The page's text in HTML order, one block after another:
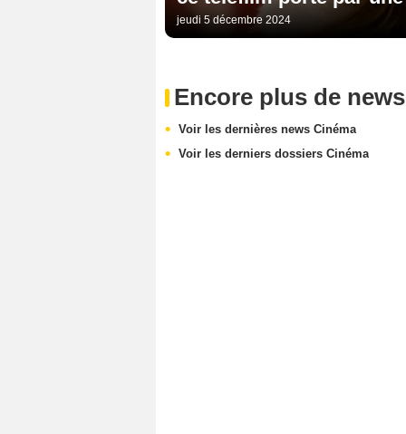
jeudi 5 décembre 2024
Encore plus de
Voir les dernières news Cinéma
Voir les derniers dossiers Cinéma